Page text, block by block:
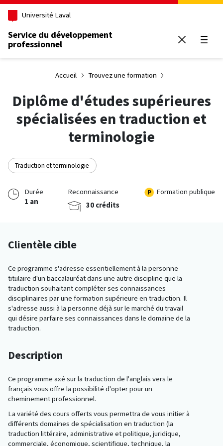
Aller au contenu principal
Université Laval
Service du développement
professionnel
Accueil Trouvez une formation
Diplôme d'études supérieures
spécialisées en traduction et
terminologie
Traduction et terminologie
Durée
1 an
Reconnaissance
30 crédits
Formation publique
Clientèle cible
Ce programme s'adresse essentiellement à la personne
titulaire d'un baccalauréat dans une autre discipline que la
traduction souhaitant compléter ses connaissances
disciplinaires par une formation supérieure en traduction. Il
s'adresse aussi à la personne déjà sur le marché du travail
qui désire parfaire ses connaissances dans le domaine de la
traduction.
Description
Ce programme axé sur la traduction de l'anglais vers le
français vous offre la possibilité d'opter pour un
cheminement professionnel.
La variété des cours offerts vous permettra de vous initier à
différents domaines de spécialisation en traduction (la
traduction littéraire, administrative et politique, juridique,
commerciale, économique, scientifique, technique, la